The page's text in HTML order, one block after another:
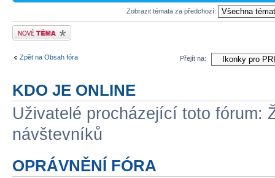
Zobrazit témata za předchozí:
Odeslat nové téma
Zpět na Obsah fóra Přejít na:
KDO JE ONLINE
Uživatelé procházející toto fórum:
návštevníků
OPRÁVNĚNÍ FÓRA